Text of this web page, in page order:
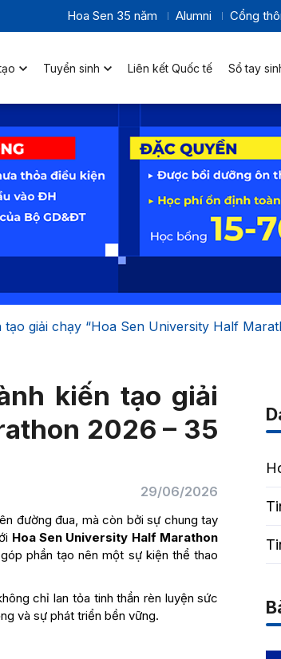
Hoa Sen 35 năm Alumni Cổng
Tuyển sinh Liên kết Quốc tế Sổ tay
giải chạy “Hoa Sen University Half
kiến tạo giải
2026 – 35
29/06/2026
đường đua, mà còn bởi sự chung tay
Hoa Sen University Half Marathon
phần tạo nên một sự kiện thể thao
chỉ lan tỏa tinh thần rèn luyện sức
và sự phát triển bền vững.